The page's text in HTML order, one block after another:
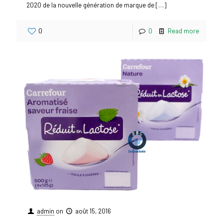
2020 de la nouvelle génération de marque de[…]
0 0 Read more
admin on août 15, 2016